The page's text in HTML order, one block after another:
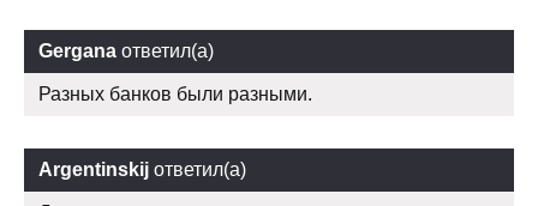
Gergana ответил(а)
Разных банков были разными.
Argentinskij ответил(а)